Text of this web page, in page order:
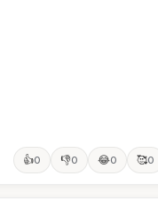
👍0 👎0 😂0 🥰0